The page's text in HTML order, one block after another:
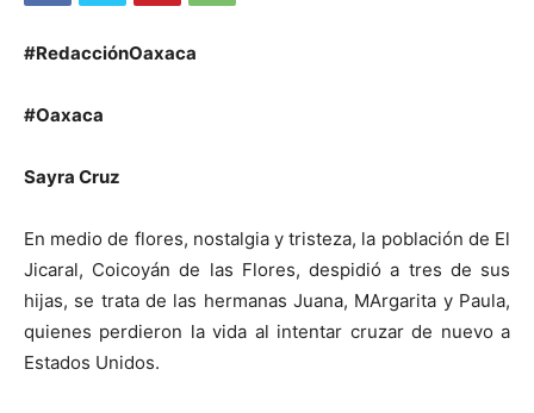
#RedacciónOaxaca
#Oaxaca
Sayra Cruz
En medio de flores, nostalgia y tristeza, la población de El
Jicaral, Coicoyán de las Flores, despidió a tres de sus
hijas, se trata de las hermanas Juana, MArgarita y Paula,
quienes perdieron la vida al intentar cruzar de nuevo a
Estados Unidos.